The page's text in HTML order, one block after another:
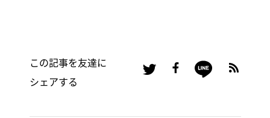
この記事を友達に
シェアする